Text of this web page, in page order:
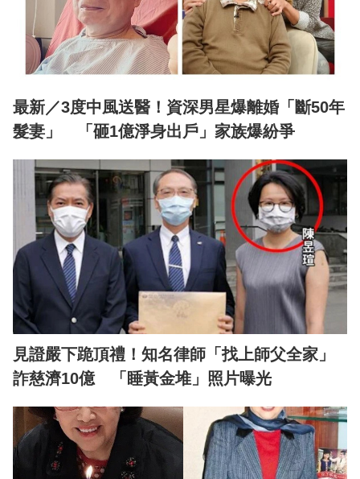
最新／3度中風送醫！資深男星爆離婚「斷50年
髮妻」 「砸1億淨身出戶」家族爆紛爭
見證嚴下跪頂禮！知名律師「找上師父全家」
詐慈濟10億 「睡黃金堆」照片曝光